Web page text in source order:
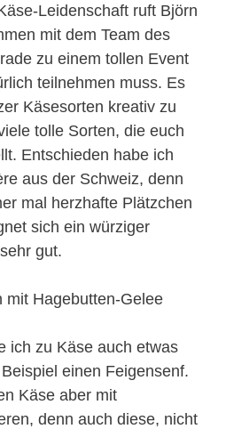
Leidenschaft ruft Björn
mit dem Team des
zu einem tollen Event
teilnehmen muss. Es
Käsesorten kreativ zu
tolle Sorten, die euch
Entschieden habe ich
aus der Schweiz, denn
mal herzhafte Plätzchen
sich ein würziger
gut.
ich zu Käse auch etwas
einen Feigensenf.
Käse aber mit
denn auch diese, nicht